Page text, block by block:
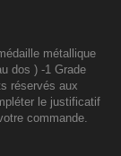
métallique
dos ) -1 Grade
réservés aux
le justificatif
commande.